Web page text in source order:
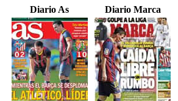
Diario As Diario Marca